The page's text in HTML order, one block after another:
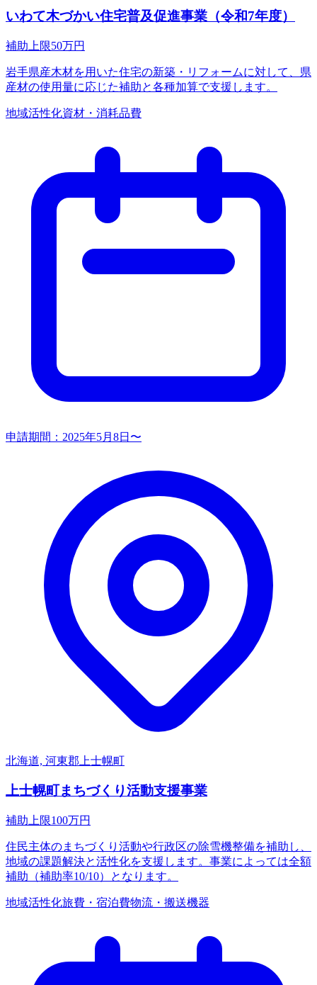
いわて木づかい住宅普及促進事業（令和7年度）
補助上限50万円
岩手県産木材を用いた住宅の新築・リフォームに対して、県
産材の使用量に応じた補助と各種加算で支援します。
地域活性化資材・消耗品費
申請期間： 2025年5月8日〜
北海道, 河東郡上士幌町
上士幌町まちづくり活動支援事業
補助上限100万円
住民主体のまちづくり活動や行政区の除雪機整備を補助し、
地域の課題解決と活性化を支援します。事業によっては全額
補助（補助率10/10）となります。
地域活性化旅費・宿泊費物流・搬送機器